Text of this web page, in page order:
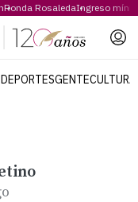
Ronda RosaledaIngreso
DEPORTESGENTECULTURA